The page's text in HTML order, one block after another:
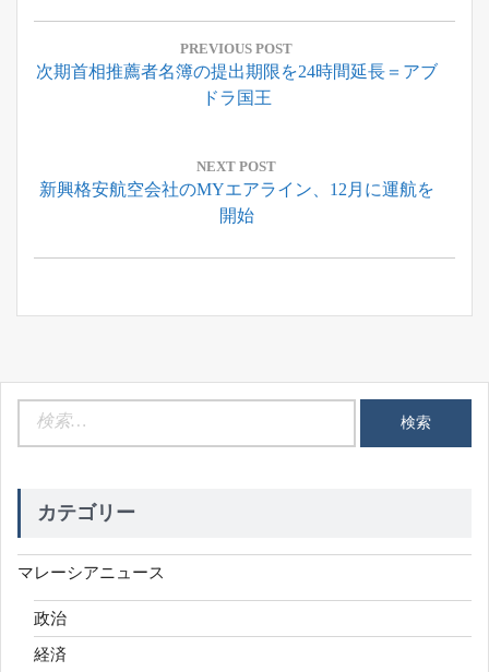
投
ナ
シ
ン
PREVIOUS POST
Previous
次期首相推薦者名簿の提出期限を24時間延長＝アブ
ドラ国王
NEXT POST
Next
新興格安航空会社のMYエアライン、12月に運航を
開始
カテゴリー
マレーシアニュース
政治
経済